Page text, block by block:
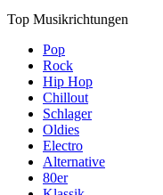
Top Musikrichtungen
Pop
Rock
Hip Hop
Chillout
Schlager
Oldies
Electro
Alternative
80er